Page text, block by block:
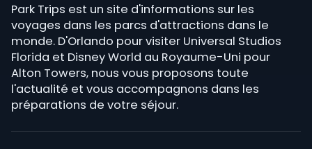
Park Trips est un site d'informations sur les
voyages dans les parcs d'attractions dans le
monde. D'Orlando pour visiter Universal Studios
Florida et Disney World au Royaume-Uni pour
Alton Towers, nous vous proposons toute
l'actualité et vous accompagnons dans les
préparations de votre séjour.